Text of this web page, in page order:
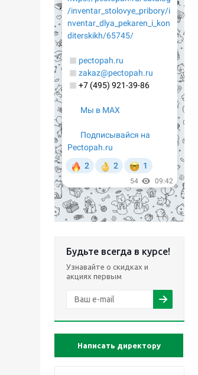
Будьте всегда в курсе!
Узнавайте о скидках и
акциях первым
Написать директору